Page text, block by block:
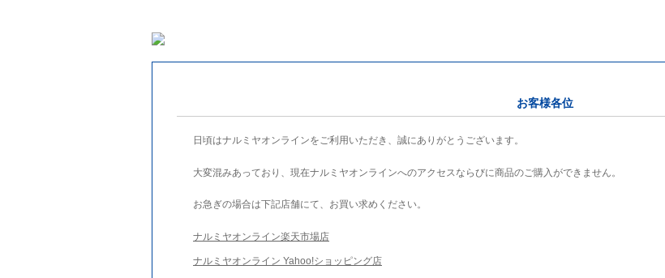
お客様各位
日頃はナルミヤオンラインをご利用いただき、誠にありがとうございます。
大変混みあっており、現在ナルミヤオンラインへのアクセスならびに商品のご購入ができません。
お急ぎの場合は下記店舗にて、お買い求めください。
ナルミヤオンライン楽天市場店
ナルミヤオンライン Yahoo!ショッピング店